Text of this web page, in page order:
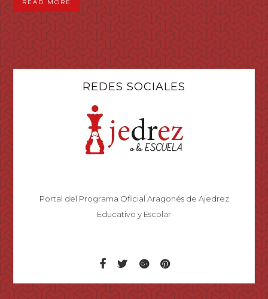
READ MORE
REDES SOCIALES
Portal del Programa Oficial Aragonés de Ajedrez
Educativo y Escolar